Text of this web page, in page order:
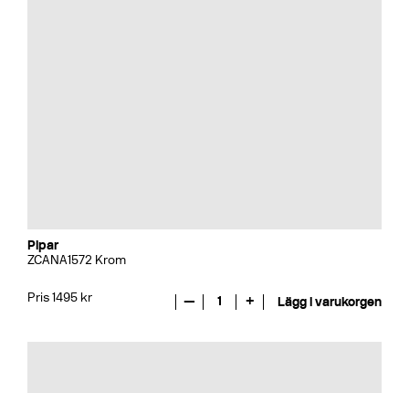
Pipar
ZCANA1572 Krom
Pris 1495 kr — 1 + Lägg i varukorgen